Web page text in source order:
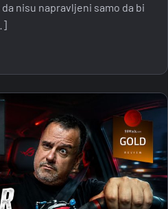
nisu napravljeni samo da bi